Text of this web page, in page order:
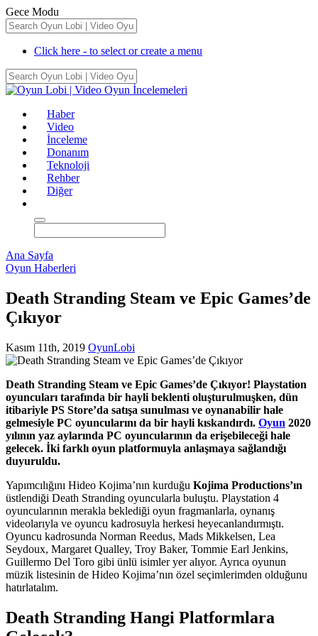
Gece Modu
Click here - to select or create a menu
Haber
Video
İnceleme
Donanım
Teknoloji
Rehber
Diğer
Ana Sayfa
Oyun Haberleri
Death Stranding Steam ve Epic Games’de
Çıkıyor
Kasım 11th, 2019 OyunLobi
Death Stranding Steam ve Epic Games’de Çıkıyor! Playstation
oyuncuları tarafında bir hayli beklenti oluşturulmuşken, dün
itibariyle PS Store’da satışa sunulması ve oynanabilir hale
gelmesiyle PC oyuncularını da bir hayli kıskandırdı. Oyun 2020
yılının yaz aylarında PC oyuncularının da erişebileceği hale
gelecek. İki farklı oyun platformuyla anlaşmaya sağlandığı
duyuruldu.
Yapımcılığını Hideo Kojima’nın kurduğu Kojima Productions’ın
üstlendiği Death Stranding oyuncularla buluştu. Playstation 4
oyuncularının merakla beklediği oyun fragmanlarla, oynanış
videolarıyla ve oyuncu kadrosuyla herkesi heyecanlandırmıştı.
Oyuncu kadrosunda Norman Reedus, Mads Mikkelsen, Lea
Seydoux, Margaret Qualley, Troy Baker, Tommie Earl Jenkins,
Guillermo Del Toro gibi ünlü isimler yer alıyor. Ayrıca oyunun
müzik listesinin de Hideo Kojima’nın özel seçimlerimden olduğunu
hatırlatalım.
Death Stranding Hangi Platformlara